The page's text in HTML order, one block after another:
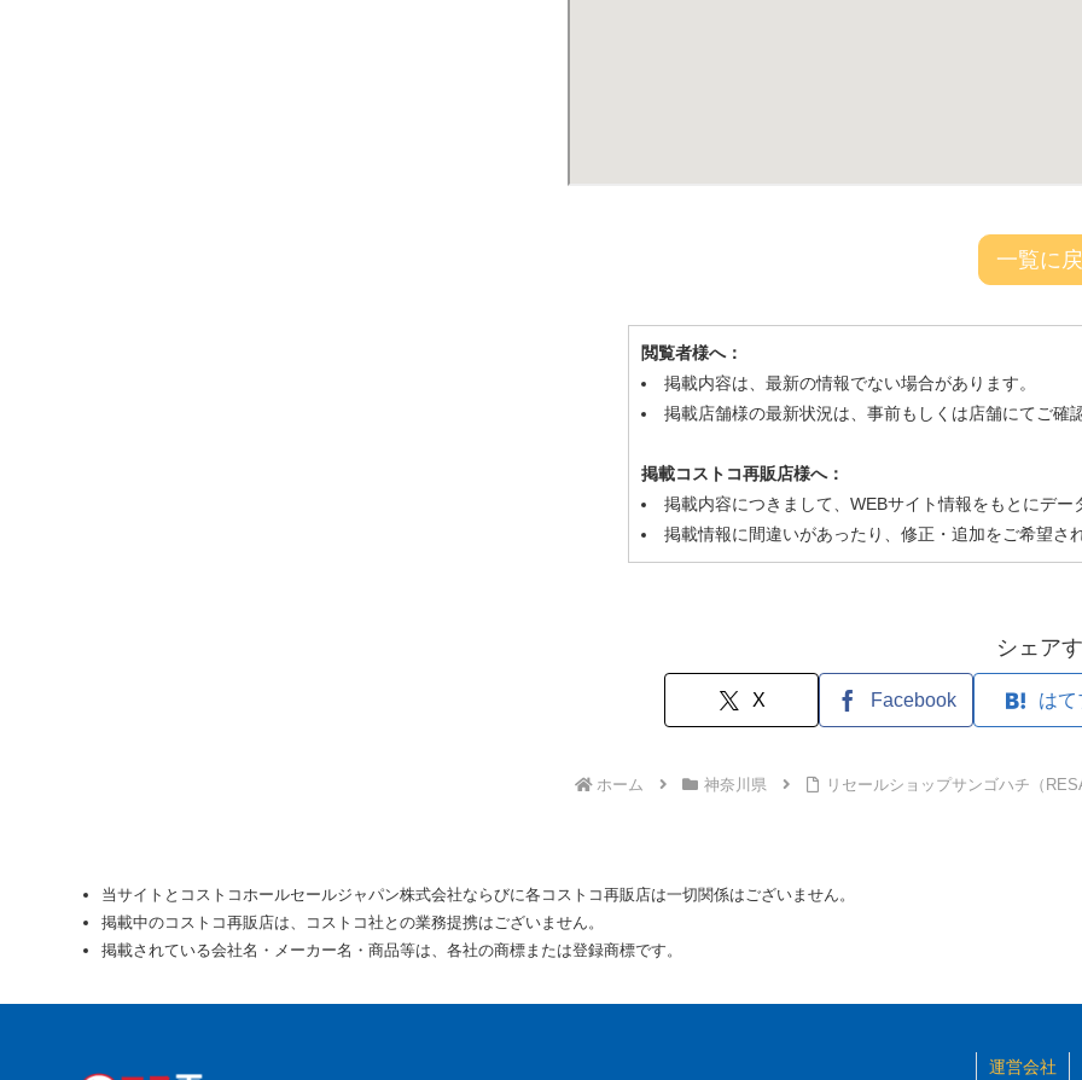
一覧に
閲覧者様へ：
掲載内容は、最新の情報でない場合があります。
掲載店舗様の最新状況は、事前もしくは店舗にてご確
掲載コストコ再販店様へ：
掲載内容につきまして、WEBサイト情報をもとにデー
掲載情報に間違いがあったり、修正・追加をご希望さ
シェア
X Facebook はて
ホーム 神奈川県 リセールショップサンゴハチ（
当サイトとコストコホールセールジャパン株式会社ならびに各コストコ再販店は一切関係はございません。
掲載中のコストコ再販店は、コストコ社との業務提携はございません。
掲載されている会社名・メーカー名・商品等は、各社の商標または登録商標です。
運営会社